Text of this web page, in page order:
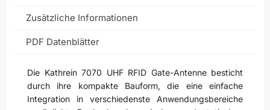
Zusätzliche Informationen
PDF Datenblätter
Die Kathrein 7070 UHF RFID Gate-Antenne besticht
durch ihre kompakte Bauform, die eine einfache
Integration in verschiedenste Anwendungsbereiche